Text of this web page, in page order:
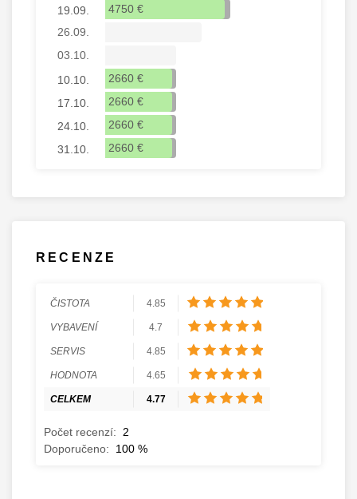
19.09.
4750 €
26.09.
03.10.
10.10.
2660 €
17.10.
2660 €
24.10.
2660 €
31.10.
2660 €
RECENZE
ČISTOTA 4.85
VYBAVENÍ 4.7
SERVIS 4.85
HODNOTA 4.65
CELKEM 4.77
Počet recenzí:
2
Doporučeno:
100 %